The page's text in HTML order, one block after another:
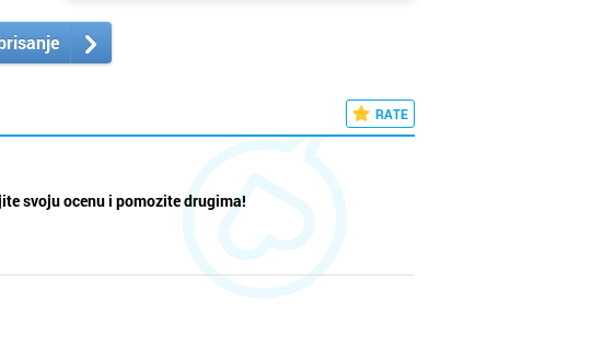
RATE
svoju ocenu i pomozite drugima!